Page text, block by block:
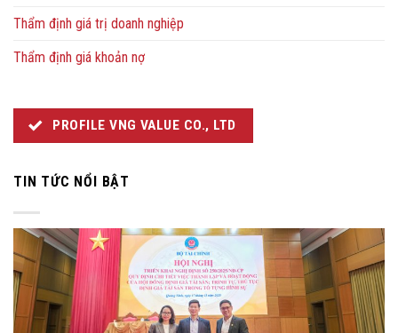
Thẩm định giá trị doanh nghiệp
Thẩm định giá khoản nợ
PROFILE VNG VALUE CO., LTD
TIN TỨC NỔI BẬT